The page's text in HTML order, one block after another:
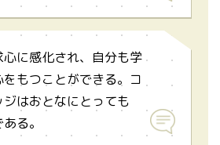
ムケースロケット（発泡入浴
）
に感化され、自分も学
もつことができる。コ
はおとなにとっても
る。